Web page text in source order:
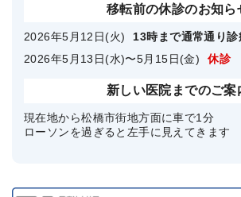
移転前の休診のお知ら
2026年5月12日(火)
13時まで通常通り診
2026年5月13日(水)〜5月15日(金)
休診
新しい医院までのご案
現在地から松橋市街地方面に車で1分
ローソンを過ぎると左手に見えてきます